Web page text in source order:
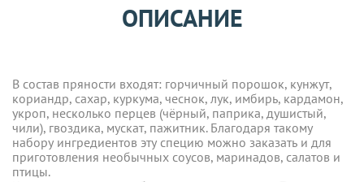
ОПИСАНИЕ
В состав пряности входят: горчичный порошок, кунжут,
кориандр, сахар, куркума, чеснок, лук, имбирь, кардамон,
укроп, несколько перцев (чёрный, паприка, душистый,
чили), гвоздика, мускат, пажитник. Благодаря такому
набору ингредиентов эту специю можно заказать и для
приготовления необычных соусов, маринадов, салатов и
птицы.